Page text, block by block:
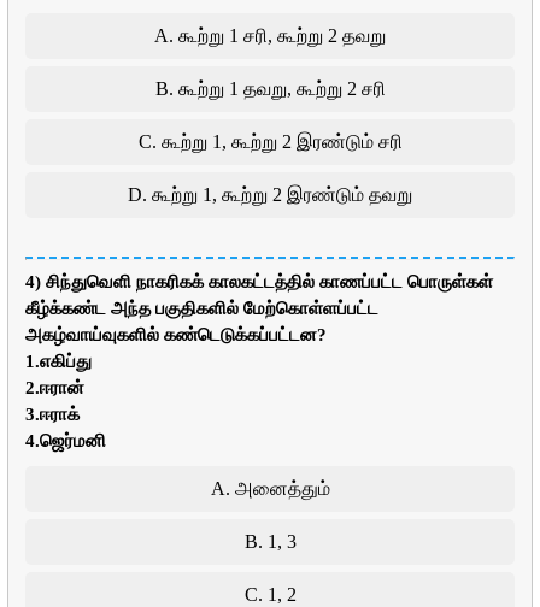
A. கூற்று 1 சரி, கூற்று 2 தவறு
B. கூற்று 1 தவறு, கூற்று 2 சரி
C. கூற்று 1, கூற்று 2 இரண்டும் சரி
D. கூற்று 1, கூற்று 2 இரண்டும் தவறு
4) சிந்துவெளி நாகரிகக் காலகட்டத்தில் காணப்பட்ட பொருள்கள்
கீழ்க்கண்ட அந்த பகுதிகளில் மேற்கொள்ளப்பட்ட
அகழ்வாய்வுகளில் கண்டெடுக்கப்பட்டன?
1.எகிப்து
2.ஈரான்
3.ஈராக்
4.ஜெர்மனி
A. அனைத்தும்
B. 1, 3
C. 1, 2